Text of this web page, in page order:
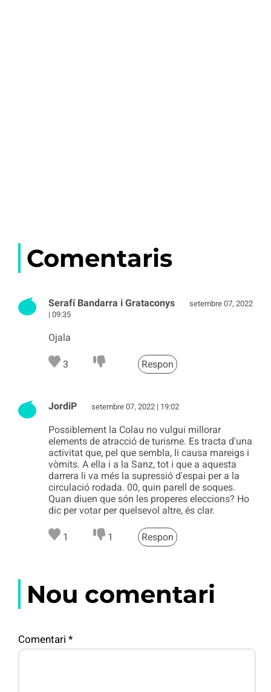
Comentaris
Serafí Bandarra i Grataconys
setembre 07, 2022
| 09:35
Ojala
3 Respon
JordiP setembre 07, 2022 | 19:02
Possiblement la Colau no vulgui millorar
elements de atracció de turisme. Es tracta d'una
activitat que, pel que sembla, li causa mareigs i
vòmits. A ella i a la Sanz, tot i que a aquesta
darrera li va més la supressió d'espai per a la
circulació rodada. 00, quin parell de soques.
Quan diuen que són les properes eleccions? Ho
dic per votar per quelsevol altre, és clar.
1 1 Respon
Nou comentari
Comentari *